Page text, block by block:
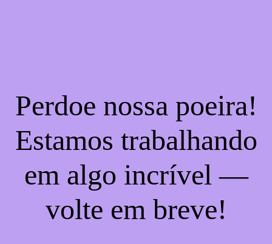
Perdoe nossa poeira!
Estamos trabalhando
em algo incrível —
volte em breve!